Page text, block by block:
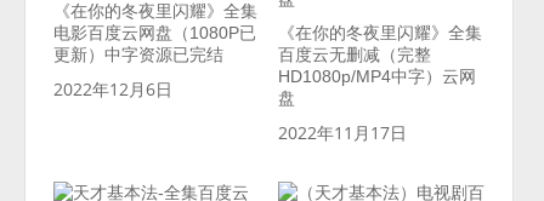
《在你的冬夜里闪耀》全集
电影百度云网盘（1080P已
更新）中字资源已完结
2022年12月6日
《在你的冬夜里闪耀》全集
百度云无删减（完整
HD1080p/MP4中字）云网
盘
2022年11月17日